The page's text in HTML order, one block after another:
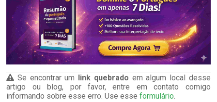
Se encontrar um link quebrado em algum local desse
artigo ou blog, por favor, entre em contato comigo
informando sobre esse erro. Use esseformulário.